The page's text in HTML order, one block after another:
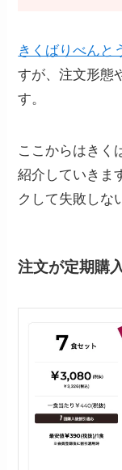
きくばりべんと
すが、注文形態
す。
ここからはきく
紹介していきま
クして失敗しな
注文が定期購